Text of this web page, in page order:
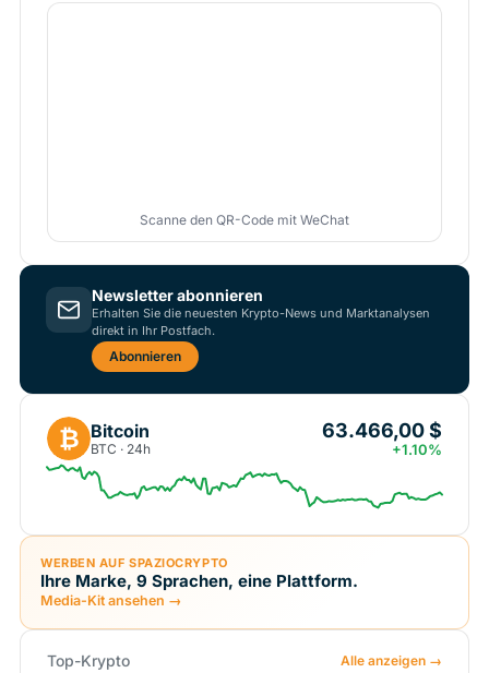
Scanne den QR-Code mit WeChat
Newsletter abonnieren
Erhalten Sie die neuesten Krypto-News und Marktanalysen
direkt in Ihr Postfach.
Abonnieren
₿ Bitcoin
BTC · 24h
63.466,00 $
+1.10%
WERBEN AUF SPAZIOCRYPTO
Ihre Marke, 9 Sprachen, eine Plattform.
Media-Kit ansehen →
Top-Krypto Alle anzeigen →